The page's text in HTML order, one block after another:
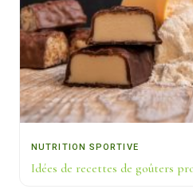
NUTRITION SPORTIVE
Idées de recettes de goûters